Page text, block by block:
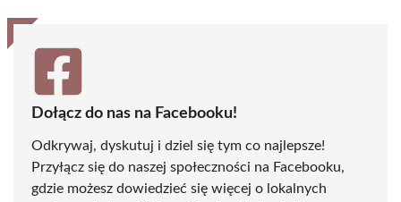
Dołącz do nas na Facebooku!
Odkrywaj, dyskutuj i dziel się tym co najlepsze!
Przyłącz się do naszej społeczności na Facebooku,
gdzie możesz dowiedzieć się więcej o lokalnych